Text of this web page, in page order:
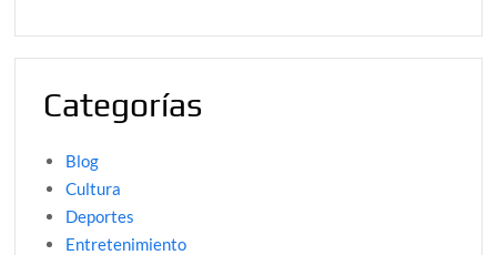
Categorías
Blog
Cultura
Deportes
Entretenimiento